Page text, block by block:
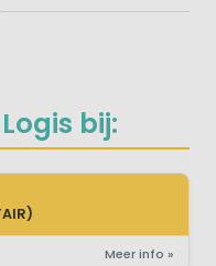
bij:
Meer info »